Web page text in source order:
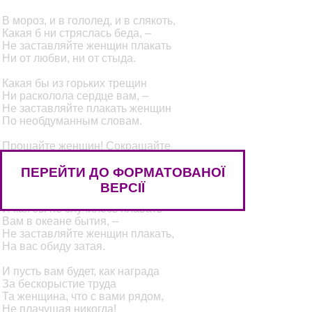
В мороз, и в гололед, и в слякоть,
Какая б ни стряслась беда, –
Не заставляйте женщин плакать
Ни от любви, ни от стыда.
Какая бы из горьких трещин
Ни расколола сердце вам, –
Не заставляйте плакать женщин
По необдуманным словам.
Прощайте женщин! Сокращайте
И никогда не вымещайте
На женщинах свою беду.
И как бы не случилось плавать
Вам в океане бытия, –
Не заставляйте женщин плакать,
На вас обиду затая.
И пусть вам будет, как награда
За бескорыстие труда
Та женщина, что с вами рядом,
Не плачущая никогда!
ПЕРЕЙТИ ДО ФОРМАТОВАНОЇ
ВЕРСІЇ